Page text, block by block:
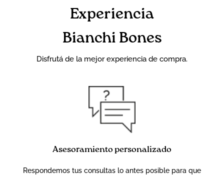
Experiencia
Bianchi Bones
Disfrutá de la mejor experiencia de compra.
Asesoramiento personalizado
Respondemos tus consultas lo antes posible para que